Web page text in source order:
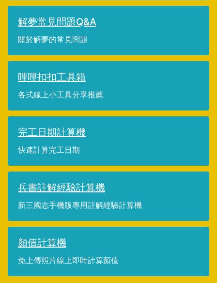
解夢常見問題Q&A
關於解夢的常見問題
哩哩扣扣工具箱
各式線上小工具分享推薦
完工日期計算機
快速計算完工日期
兵書註解經驗計算機
新三國志手機版專用註解經驗計算機
顏值計算機
免上傳照片線上即時計算顏值